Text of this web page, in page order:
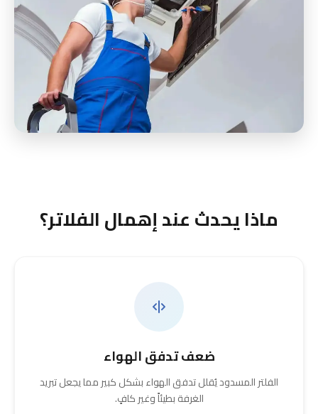
ماذا يحدث عند إهمال الفلاتر؟
ضعف تدفق الهواء
الفلتر المسدود يُقلل تدفق الهواء بشكل كبير مما يجعل تبريد
الغرفة بطيئاً وغير كافٍ.